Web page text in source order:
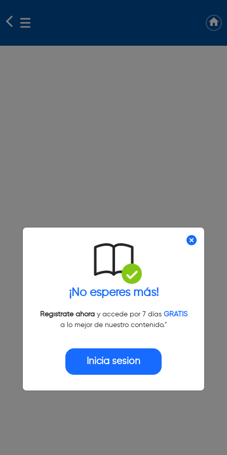
¡No esperes más!
Regístrate ahoray accede por 7 días GRATIS
a lo mejor de nuestro contenido."
Inicia sesión